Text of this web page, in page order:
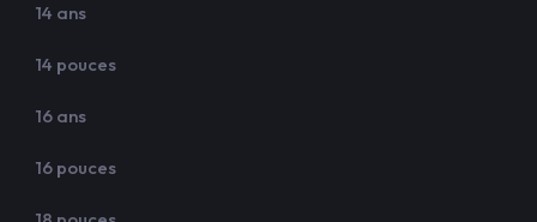
14 ans
14 pouces
16 ans
16 pouces